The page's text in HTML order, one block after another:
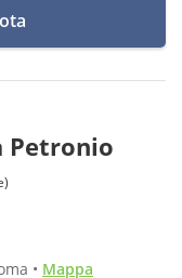
Petronio
• Mappa